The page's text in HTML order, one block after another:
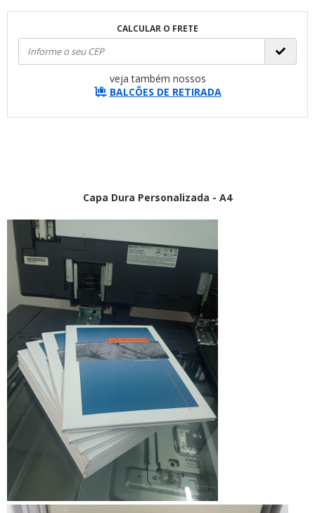
CALCULAR O FRETE
veja também nossos
BALCÕES DE RETIRADA
Capa Dura Personalizada - A4